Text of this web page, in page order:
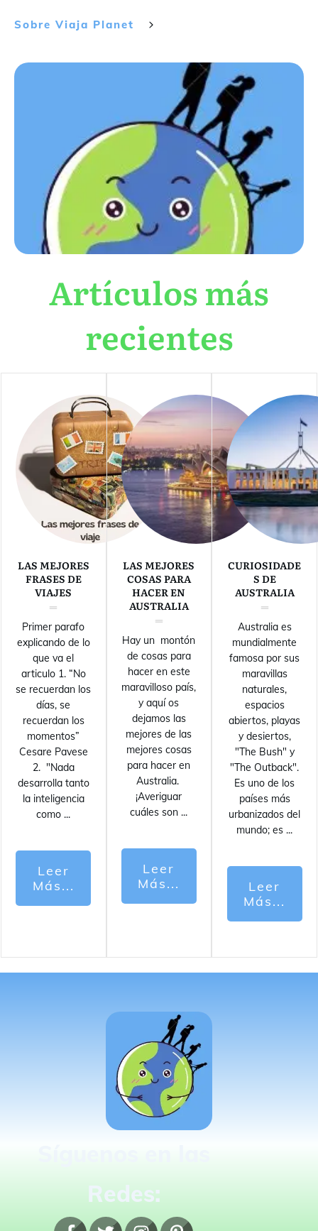
Sobre Viaja Planet
Artículos más
recientes
LAS MEJORES
FRASES DE
VIAJES
Primer parafo
explicando de lo
que va el
articulo 1. “No
se recuerdan los
días, se
recuerdan los
momentos”
Cesare Pavese
2. "Nada
desarrolla tanto
la inteligencia
como ...
Leer
Más...
LAS MEJORES
COSAS PARA
HACER EN
AUSTRALIA
Hay un montón
de cosas para
hacer en este
maravilloso país,
y aquí os
dejamos las
mejores de las
mejores cosas
para hacer en
Australia.
¡Averiguar
cuáles son ...
Leer
Más...
CURIOSIDADE
S DE
AUSTRALIA
Australia es
mundialmente
famosa por sus
maravillas
naturales,
espacios
abiertos, playas
y desiertos,
"The Bush" y
"The Outback".
Es uno de los
países más
urbanizados del
mundo; es ...
Leer
Más...
Redes: